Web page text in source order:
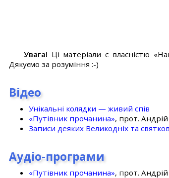
Увага! Ці матеріали є власністю
Дякуємо за розуміння :-)
Відео
Унікальні колядки — живий спів
«Путівник прочанина», прот.
Записи деяких Великодніх та
Аудіо-програми
«Путівник прочанина», прот.